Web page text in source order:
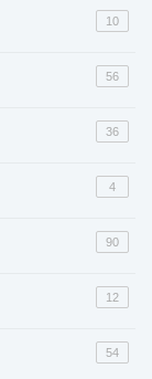
10
56
36
4
90
12
54